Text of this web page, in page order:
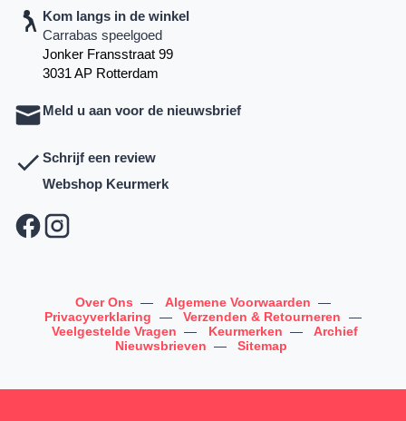
Kom langs in de winkel
Carrabas speelgoed
Jonker Fransstraat 99
3031 AP Rotterdam
Meld u aan voor de nieuwsbrief
Schrijf een review
Webshop Keurmerk
Over Ons — Algemene Voorwaarden —
Privacyverklaring
— Verzenden & Retourneren
—
Veelgestelde Vragen — Keurmerken —
Archief
Nieuwsbrieven — Sitemap